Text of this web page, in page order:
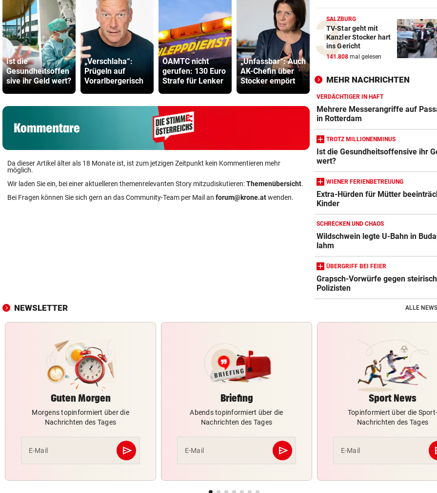
Ist die
Gesundheitsoffen
sive ihr Geld wert?
„Verschlaha“:
Prügeln auf
Vorarlbergerisch
ÖAMTC nicht
gerufen: 130 Euro
Strafe für Lenker
„Unfassbar“: Auch
AK-Chefin über
Stocker empört
Tirol ist bei der
Selbstversorger
Grapsch-
Polizisten
Da dieser Artikel älter als 18 Monate ist, ist zum jetzigen Zeitpunkt kein Kommentieren mehr
möglich.
Wir laden Sie ein, bei einer aktuelleren themenrelevanten Story mitzudiskutieren:Themenübersicht.
Bei Fragen können Sie sich gern an das Community-Team per Mail an forum@krone.atwenden.
ÜBERGRIFF BEI FEIER
Grapsch-Vorwürfe gegen
steirischen Polizisten
WIRRES POSTING vor
Mama versagt“
WEITER KEINE ERHOLUNG vor 2
Im Osten: Kommende Woche
unter 30 Grad
FEUERWEHR GEFORDERT vor 2
In nur acht Stunden fuhren
Autos in Baugruben
SALZBURG
TV-Star geht mit
Kanzler Stocker hart
ins Gericht
141.808 mal gelesen
MEHR NACHRICHTEN
VERDÄCHTIGER IN HAFT
Mehrere Messerangriffe auf
in Rotterdam
TROTZ MILLIONENMINUS
Ist die Gesundheitsoffensive ihr
wert?
WIENER FERIENBETREUUNG
Extra-Hürden für Mütter
Kinder
SCHRECKEN UND CHAOS
Wildschwein legte U-Bahn in
lahm
ÜBERGRIFF BEI FEIER
Grapsch-Vorwürfe gegen
Polizisten
NEWSLETTER ALLE
Guten Morgen
Morgens topinformiert über die
Nachrichten des Tages
E-Mail send
Abschicken
Briefing
Abends topinformiert über die
Nachrichten des Tages
E-Mail send
Abschicken
Sport News
Topinformiert über die Sport-
Nachrichten des Tages
E-Mail